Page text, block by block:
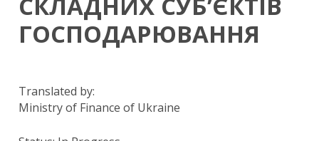
ГОСПОДАРЮВАННЯ
Translated by:
Ministry of Finance of Ukraine